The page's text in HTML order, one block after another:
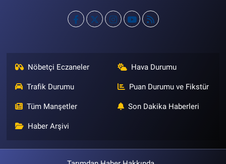
Nöbetçi Eczaneler Hava Durumu
Trafik Durumu Puan Durumu ve Fikstür
Tüm Manşetler Son Dakika Haberleri
Haber Arşivi